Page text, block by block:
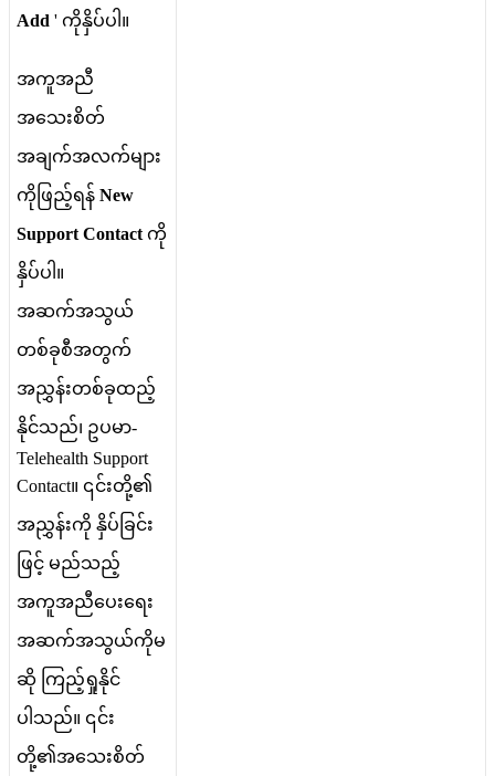
Add ' ကနပပ ။
အကအည
အသစတ
အခကအလကမ
က ဖညရန New
Support Contact က
နပပ ။
အဆကအသယ
တစခစအတက
အညနတစခထည
နငသည၊ ဥပမ-
Telehealth Support
Contact။ ၎ငတ၏
အညနက နပ ခင
ဖင မညသည
အကအညပရ
အဆကအသယကမ
ဆ ကညရနင
ပ သည။ ၎င
တ၏အသစတ